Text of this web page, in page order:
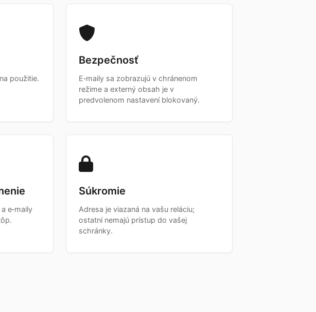
použitie.
Bezpečnosť
E‑maily sa zobrazujú v chránenom
režime a externý obsah je v
predvolenom nastavení blokovaný.
e‑maily
Súkromie
Adresa je viazaná na vašu reláciu;
ostatní nemajú prístup do vašej
schránky.